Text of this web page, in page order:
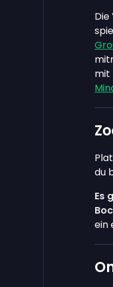
Die
mit
du
Es
ein